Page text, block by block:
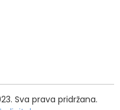
Sva prava pridržana.